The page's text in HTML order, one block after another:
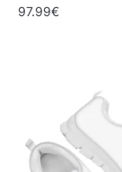
97.99€